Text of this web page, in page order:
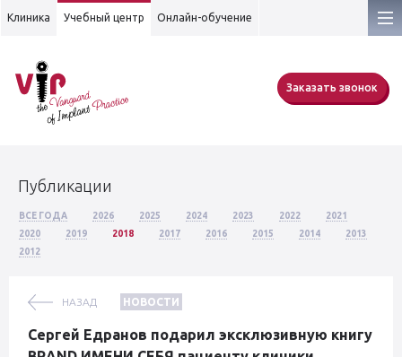
Клиника Учебный центр Онлайн-обучение
Заказать звонок
Публикации
ВСЕ ГОДА 2026 2025 2024 2023 2022
2021
2020
2019 2018 2017 2016 2015 2014
2013
2012
НАЗАД НОВОСТИ
Сергей Едранов подарил эксклюзивную книгу